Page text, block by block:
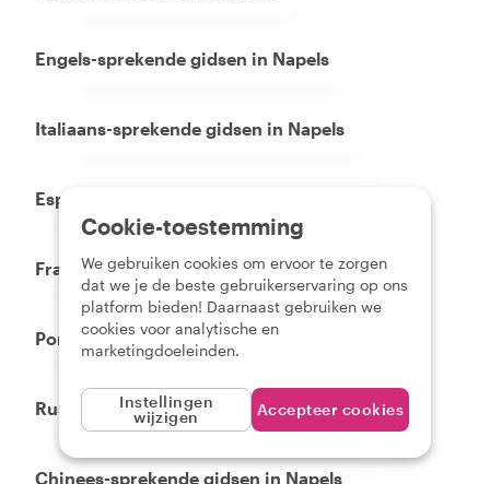
Engels-sprekende gidsen in Napels
Italiaans-sprekende gidsen in Napels
Espanol-sprekende gidsen in Napels
Francais-sprekende gidsen in Napels
Portugues-sprekende gidsen in Napels
Russisch-sprekende gidsen in Napels
Chinees-sprekende gidsen in Napels
Cookie-toestemming
We gebruiken cookies om ervoor te zorgen
dat we je de beste gebruikerservaring op ons
platform bieden! Daarnaast gebruiken we
cookies voor analytische en
marketingdoeleinden.
Instellingen
wijzigen
Accepteer cookies